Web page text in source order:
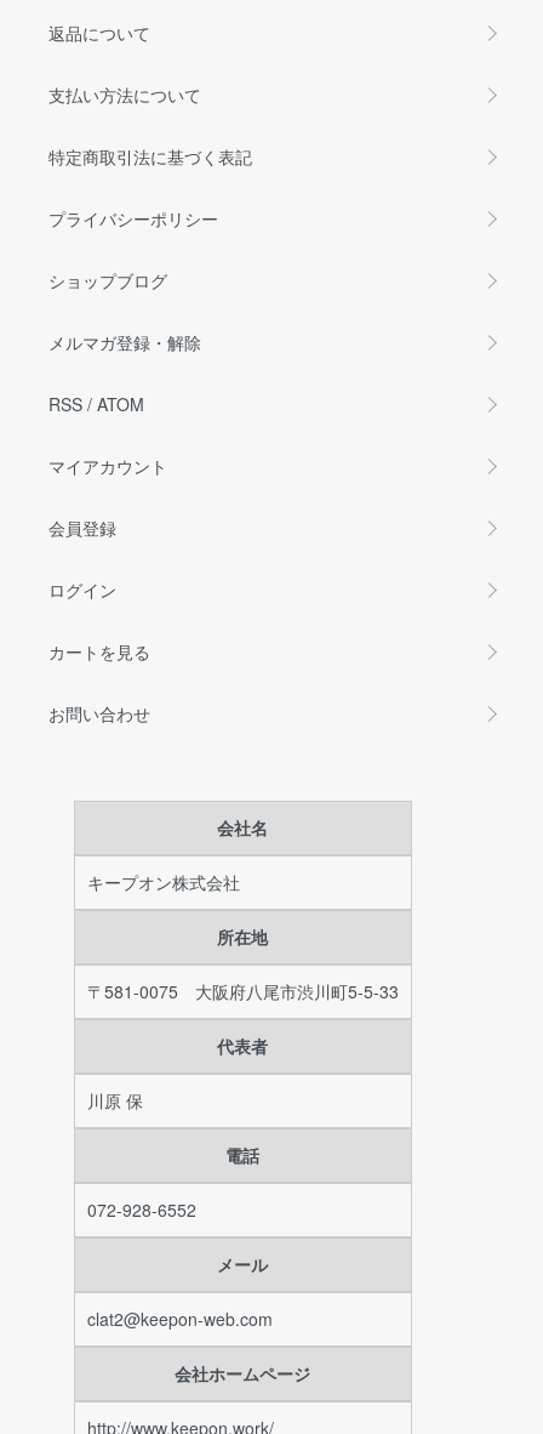
返品について
支払い方法について
特定商取引法に基づく表記
プライバシーポリシー
ショップブログ
メルマガ登録・解除
RSS / ATOM
マイアカウント
会員登録
ログイン
カートを見る
お問い合わせ
会社名
キープオン株式会社
所在地
〒581-0075 大阪府八尾市渋川町5-5-33
代表者
川原 保
電話
072-928-6552
メール
clat2@keepon-web.com
会社ホームページ
http://www.keepon.work/